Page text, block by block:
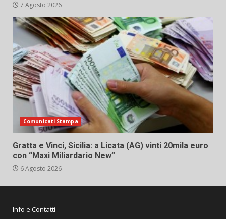
7 Agosto 2026
Comunicati Stampa
Gratta e Vinci, Sicilia: a Licata (AG) vinti 20mila euro
con “Maxi Miliardario New”
6 Agosto 2026
Info e Contatti